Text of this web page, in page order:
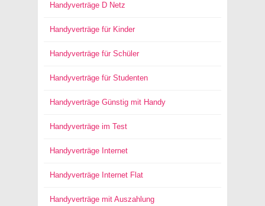
Handyverträge D Netz
Handyverträge für Kinder
Handyverträge für Schüler
Handyverträge für Studenten
Handyverträge Günstig mit Handy
Handyverträge im Test
Handyverträge Internet
Handyverträge Internet Flat
Handyverträge mit Auszahlung